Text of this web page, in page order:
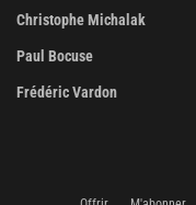
Christophe Michalak
Paul Bocuse
Frédéric Vardon